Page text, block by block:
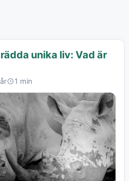
unika liv: Vad är
1 min